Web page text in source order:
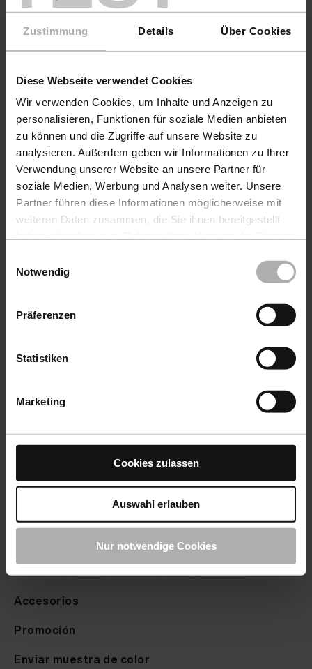
Zustimmung Details Über Cookies
Diese Webseite verwendet Cookies
Wir verwenden Cookies, um Inhalte und Anzeigen zu
personalisieren, Funktionen für soziale Medien anbieten
zu können und die Zugriffe auf unsere Website zu
analysieren. Außerdem geben wir Informationen zu Ihrer
Verwendung unserer Website an unsere Partner für
soziale Medien, Werbung und Analysen weiter. Unsere
Partner führen diese Informationen möglicherweise mit
weiteren Daten zusammen, die Sie ihnen bereitgestellt
Einstellungen zu den Cookies finden Sie unter
Notwendig
Präferenzen
Statistiken
Marketing
Cookies zulassen
Auswahl erlauben
Nur notwendige Cookies
THE FINISHER · Nº de artículo 77113-1L-01
HelloWhite
40,90 €
Productos
Cuidado DelAutomóvil
Cuidado DeEmbarcaciones
COLOURLOCK CuidadoDelCuero
Accesorios
Promoción
Enviar muestra de color